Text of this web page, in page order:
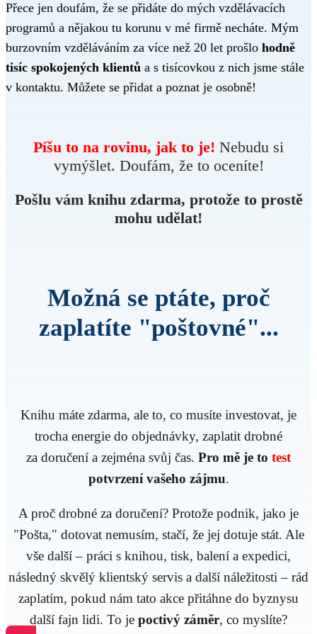
Přece jen doufám, že se přidáte do mých vzdělávacích
programů a nějakou tu korunu v mé firmě necháte. Mým
burzovním vzděláváním za více než 20 let prošlo hodně
tisíc spokojených klientů a s tisícovkou z nich jsme stále
v kontaktu. Můžete se přidat a poznat je osobně!
Píšu to na rovinu, jak to je! Nebudu si
vymýšlet. Doufám, že to oceníte!
Pošlu vám knihu zdarma, protože to prostě
mohu udělat!
Možná se ptáte, proč
zaplatíte "poštovné"...
Knihu máte zdarma, ale to, co musíte investovat, je
trocha energie do objednávky, zaplatit drobné
za doručení a zejména svůj čas. Pro mě je to test
potvrzení vašeho zájmu.
A proč drobné za doručení? Protože podnik, jako je
"Pošta," dotovat nemusím, stačí, že jej dotuje stát. Ale
vše další – práci s knihou, tisk, balení a expedici,
následný skvělý klientský servis a další náležitosti – rád
zaplatím, pokud nám tato akce přitáhne do byznysu
další fajn lidi. To je poctivý záměr, co myslíte?